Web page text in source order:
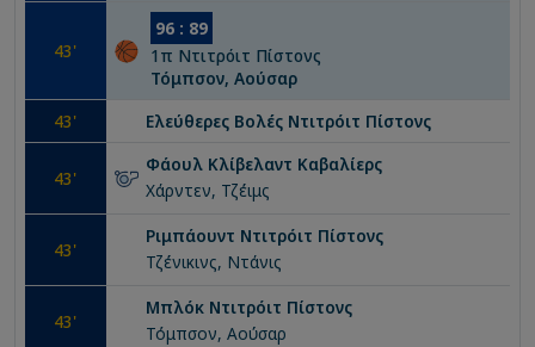
43'
96 : 89
1 π Ντιτρόιτ Πίστονς
Τόμπσον, Αούσαρ
43' Ελεύθερες Βολές Ντιτρόιτ Πίστονς
43'
Φάουλ Κλίβελαντ Καβαλίερς
Χάρντεν, Τζέιμς
43'
Ριμπάουντ Ντιτρόιτ Πίστονς
Τζένικινς, Ντάνις
43'
Μπλόκ Ντιτρόιτ Πίστονς
Τόμπσον, Αούσαρ